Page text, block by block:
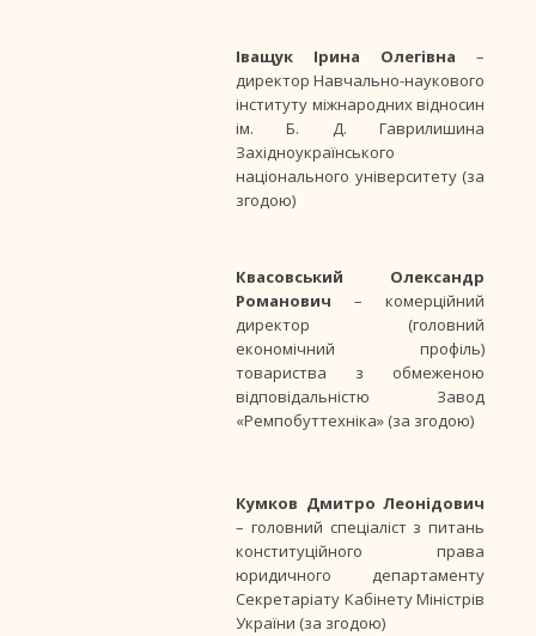
Іващук Ірина Олегівна –
директор Навчально-наукового
інституту міжнародних відносин
ім. Б. Д. Гаврилишина
Західноукраїнського
національного університету (за
згодою)
Квасовський Олександр
Романович – комерційний
директор (головний
економічний профіль)
товариства з обмеженою
відповідальністю Завод
«Ремпобуттехніка» (за згодою)
Кумков Дмитро Леонідович
– головний спеціаліст з питань
конституційного права
юридичного департаменту
Секретаріату Кабінету Міністрів
України (за згодою)